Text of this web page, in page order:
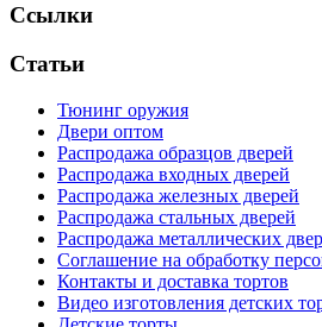
Ссылки
Статьи
Тюнинг оружия
Двери оптом
Распродажа образцов дверей
Распродажа входных дверей
Распродажа железных дверей
Распродажа стальных дверей
Распродажа металлических
Соглашение на обработку
Контакты и доставка тортов
Видео изготовления детских